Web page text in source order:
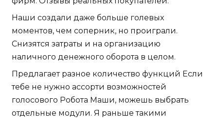
Наши создали даже больше голевых
моментов, чем соперник, но проиграли.
Снизятся затраты и на организацию
наличного денежного оборота в целом.
Предлагает разное количество функций Если
тебе не нужно ассорти возможностей
голосового Робота Маши, можешь выбрать
отдельные модули. Я раньше такими